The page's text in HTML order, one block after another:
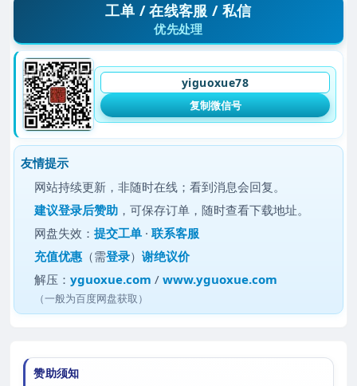
工单 / 在线客服 / 私信
优先处理
yiguoxue78
复制微信号
友情提示
网站持续更新，非随时在线；看到消息会回复。
建议登录后赞助 ，可保存订单，随时查看下载地址。
网盘失效：提交工单 ·联系客服
充值优惠 （需登录）谢绝议价
解压：yguoxue.com /www.yguoxue.com
（一般为百度网盘获取）
赞助须知